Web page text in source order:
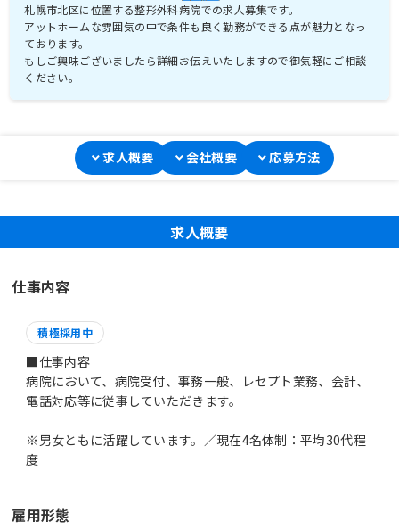
札幌市北区に位置する整形外科病院での求人募集です。
アットホームな雰囲気の中で条件も良く勤務ができる点が魅力となっ
ております。
もしご興味ございましたら詳細お伝えいたしますので御気軽にご相談
ください。
求人概要 会社概要 応募方法
求人概要
仕事内容
積極採用中
■仕事内容
病院において、病院受付、事務一般、レセプト業務、会計、
電話対応等に従事していただきます。
※男女ともに活躍しています。／現在4名体制：平均30代程
度
雇用形態